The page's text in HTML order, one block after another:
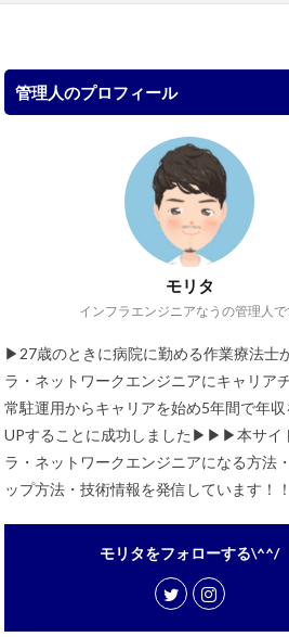
管理人のプロフィール
モリタ
インフラエンジニアなうの管理人で
▶︎27歳のときに病院に勤める作業療法士
ラ・ネットワークエンジニアにキャリ
常駐運用からキャリアを始め5年間で年
UPすることに成功しました▶︎▶︎▶︎本サイ
ラ・ネットワークエンジニアになる方法
ップ方法・技術情報を発信しています！！
モリタをフォローする\^^/